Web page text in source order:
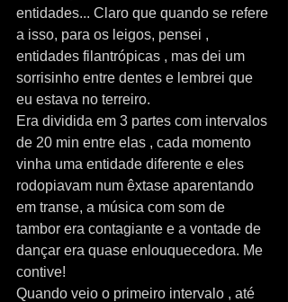
entidades... Claro que quando se refere
a isso, para os leigos, pensei ,
entidades filantrópicas , mas dei um
sorrisinho entre dentes e lembrei que
eu estava no terreiro.
Era dividida em 3 partes com intervalos
de 20 min entre elas , cada momento
vinha uma entidade diferente e eles
rodopiavam num êxtase aparentando
em transe, a música com som de
tambor era contagiante e a vontade de
dançar era quase enlouquecedora. Me
contive!
Quando veio o primeiro intervalo , até